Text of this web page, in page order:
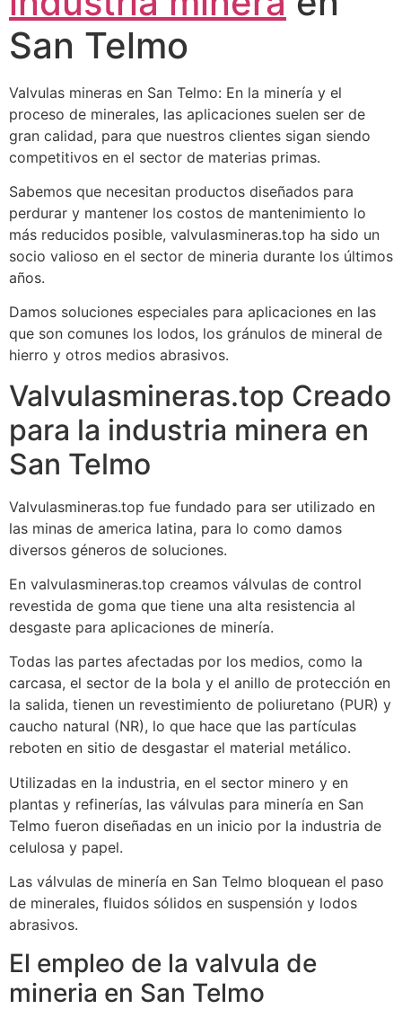
San Telmo
Valvulas mineras en San Telmo: En la minería y el
proceso de minerales, las aplicaciones suelen ser de
gran calidad, para que nuestros clientes sigan siendo
competitivos en el sector de materias primas.
Sabemos que necesitan productos diseñados para
perdurar y mantener los costos de mantenimiento lo
más reducidos posible, valvulasmineras.top ha sido un
socio valioso en el sector de mineria durante los últimos
años.
Damos soluciones especiales para aplicaciones en las
que son comunes los lodos, los gránulos de mineral de
hierro y otros medios abrasivos.
Valvulasmineras.top Creado
para la industria minera en
San Telmo
Valvulasmineras.top fue fundado para ser utilizado en
las minas de america latina, para lo como damos
diversos géneros de soluciones.
En valvulasmineras.top creamos válvulas de control
revestida de goma que tiene una alta resistencia al
desgaste para aplicaciones de minería.
Todas las partes afectadas por los medios, como la
carcasa, el sector de la bola y el anillo de protección en
la salida, tienen un revestimiento de poliuretano (PUR) y
caucho natural (NR), lo que hace que las partículas
reboten en sitio de desgastar el material metálico.
Utilizadas en la industria, en el sector minero y en
plantas y refinerías, las válvulas para minería en San
Telmo fueron diseñadas en un inicio por la industria de
celulosa y papel.
Las válvulas de minería en San Telmo bloquean el paso
de minerales, fluidos sólidos en suspensión y lodos
abrasivos.
El empleo de la valvula de
mineria en San Telmo